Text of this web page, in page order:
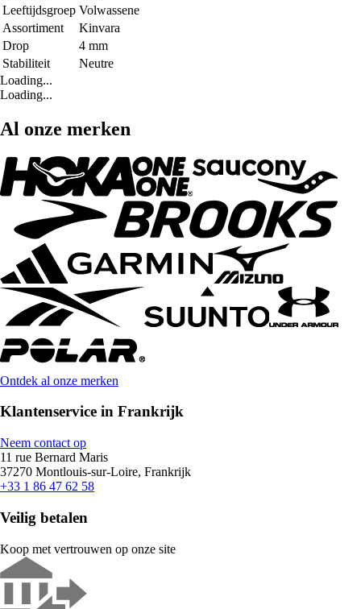
Leeftijdsgroep Volwassene
Assortiment
Kinvara
Drop
4 mm
Stabiliteit
Neutre
Loading...
Loading...
Al onze merken
Ontdek al onze merken
Klantenservice in Frankrijk
Neem contact op
11 rue Bernard Maris
37270 Montlouis-sur-Loire, Frankrijk
+33 1 86 47 62 58
Veilig betalen
Koop met vertrouwen op onze site